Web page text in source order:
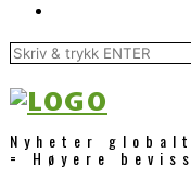
Nyheter
= Høyere